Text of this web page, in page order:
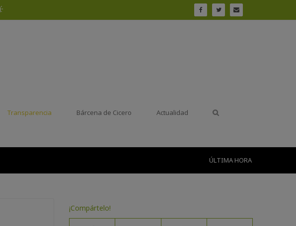
Transparencia Bárcena de Cicero Actualidad
ÚLTIMA HORA
¡Compártelo!